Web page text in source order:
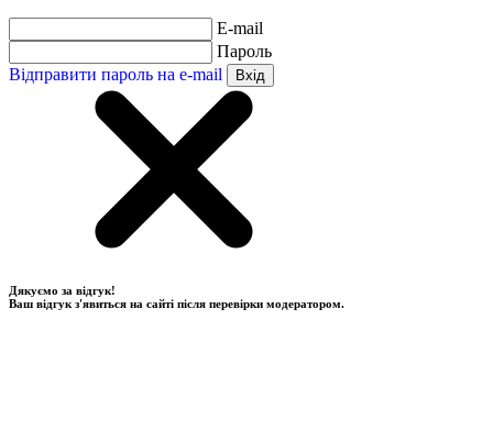
E-mail
Пароль
Відправити пароль на e-mail
Вхід
Дякуємо за відгук!
Ваш відгук з'явиться на сайті після перевірки модератором.